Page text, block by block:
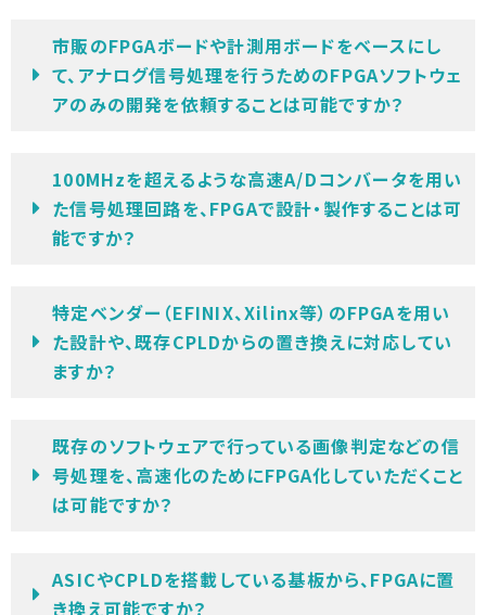
市販のFPGAボードや計測用ボードをベースにし
て、アナログ信号処理を行うためのFPGAソフトウェ
アのみの開発を依頼することは可能ですか？
100MHzを超えるような高速A/Dコンバータを用い
た信号処理回路を、FPGAで設計・製作することは可
能ですか？
特定ベンダー（EFINIX、Xilinx等）のFPGAを用い
た設計や、既存CPLDからの置き換えに対応してい
ますか？
既存のソフトウェアで行っている画像判定などの信
号処理を、高速化のためにFPGA化していただくこと
は可能ですか？
ASICやCPLDを搭載している基板から、FPGAに置
き換え可能ですか？